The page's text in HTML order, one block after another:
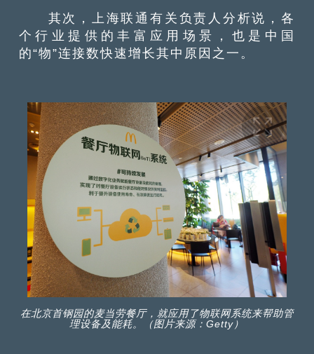
其次，上海联通有关负责人分析说，各
个行业提供的丰富应用场景，也是中国
的“物”连接数快速增长其中原因之一。
在北京首钢园的麦当劳餐厅，就应用了物联网系统来帮助管
理设备及能耗。（图片来源：Getty）